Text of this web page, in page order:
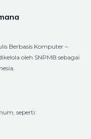
Berbasis Komputer –
oleh SNPMB sebagai
seperti: